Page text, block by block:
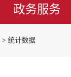
政务服务
> 统计数据